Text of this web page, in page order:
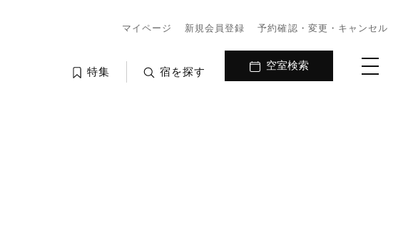
マイページ 新規会員登録 予約確認・変更・キャンセル
特集 宿を探す
空室検索